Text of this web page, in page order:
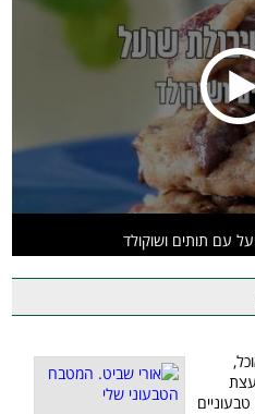
עם תותים ושוקולד